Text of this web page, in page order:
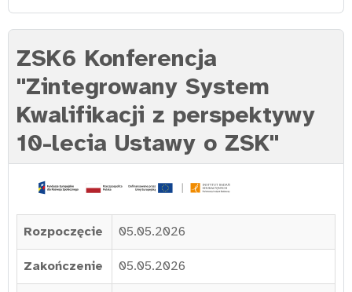
ZSK6 Konferencja
"Zintegrowany System
Kwalifikacji z perspektywy
10-lecia Ustawy o ZSK"
Rozpoczęcie 05.05.2026
Zakończenie 05.05.2026